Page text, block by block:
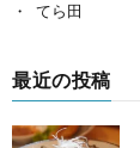
てら田
最近の投稿